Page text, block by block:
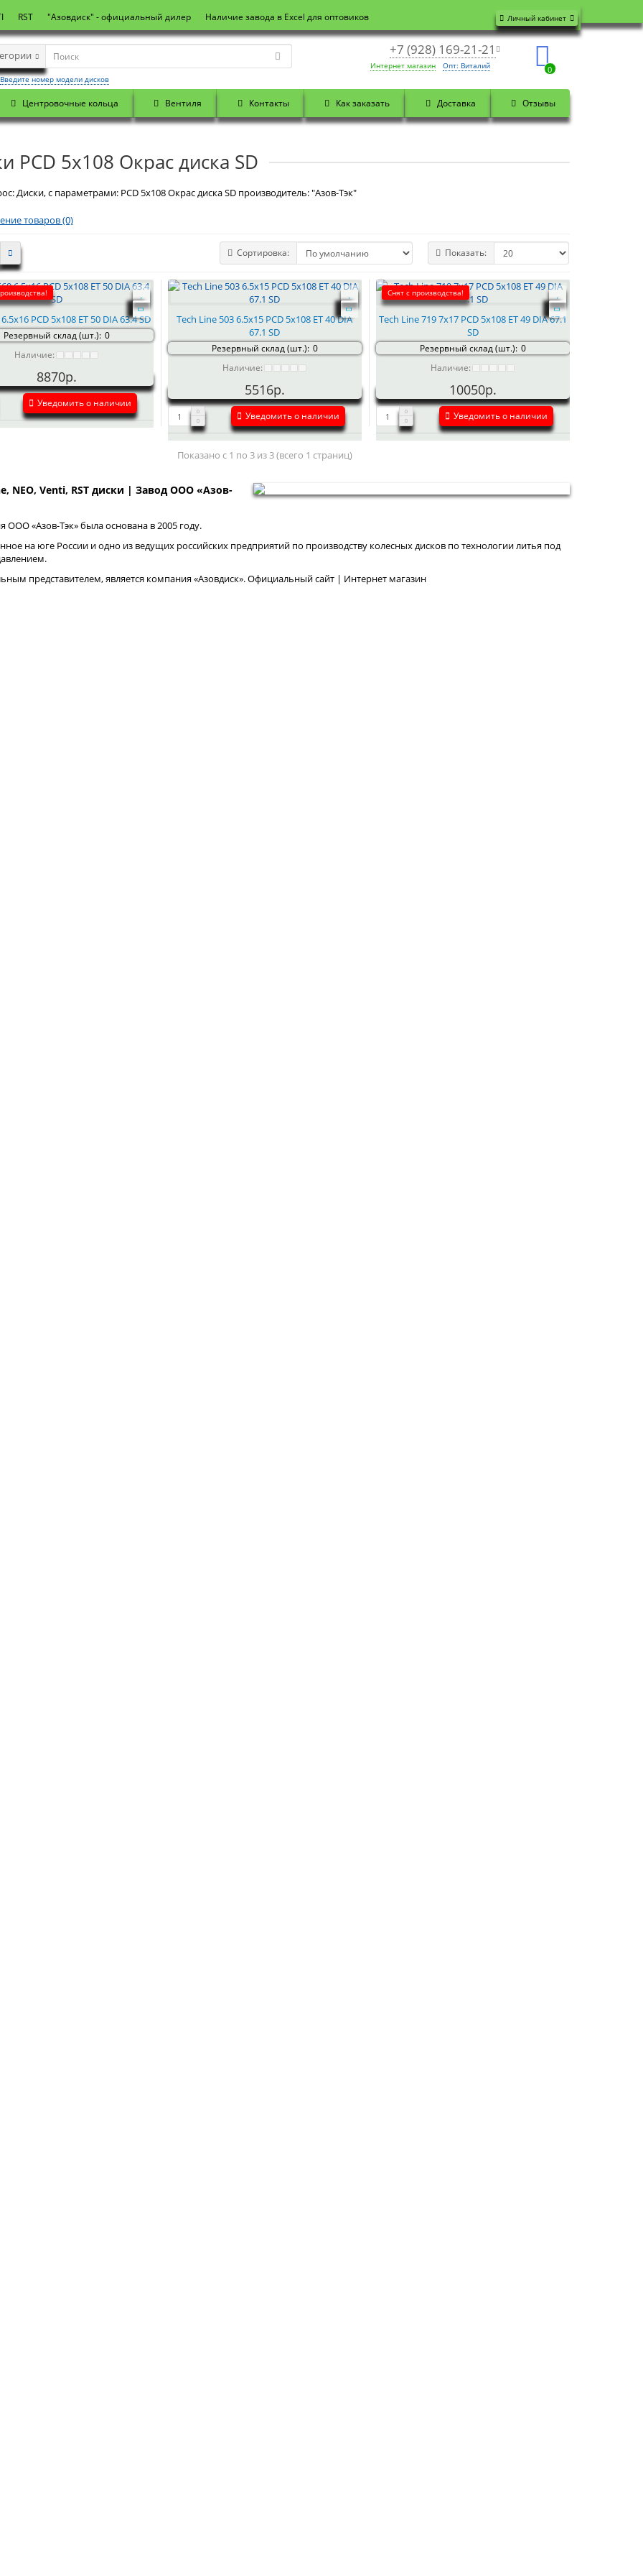
Личный кабинет
RST "Азовдиск" - официальный дилер Наличие завода в Excel для оптовиков
+7 (928) 169-21-21
Интернет магазин Опт: Виталий 0
Введите номер модели дисков
Центровочные кольца Вентиля Контакты Как заказать Доставка Отзывы
PCD 5x108 Окрас диска SD
Диски, с параметрами: PCD 5x108 Окрас диска SD производитель: "Азов-Тэк"
товаров (0)
Сортировка: Показать:
PCD 5x108 ET 50 DIA 63.4 SD
Резервный склад (шт.): 0
Наличие:
8870р.
Уведомить о наличии
Tech Line 503 6.5x15 PCD 5x108 ET 40 DIA
67.1 SD
Резервный склад (шт.): 0
Наличие:
5516р.
Уведомить о наличии
Снят с производства!
Tech Line 719 7x17 PCD 5x108 ET 49 DIA 67.1
SD
Резервный склад (шт.): 0
Наличие:
10050р.
Уведомить о наличии
Показано с 1 по 3 из 3 (всего 1 страниц)
NEO, Venti, RST диски | Завод ООО «Азов-
ООО «Азов-Тэк» была основана в 2005 году.
на юге России и одно из ведущих российских предприятий по производству колесных дисков по технологии литья под
представителем, является компания «Азовдиск». Официальный сайт | Интернет магазин